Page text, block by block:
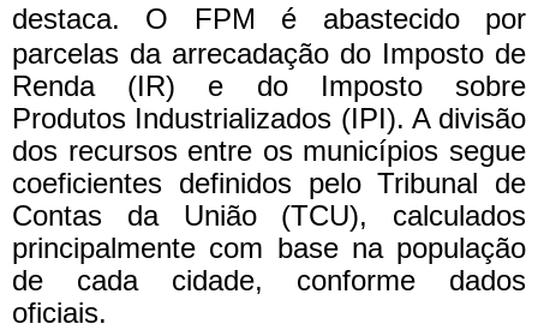
destaca. O FPM é abastecido por
parcelas da arrecadação do Imposto de
Renda (IR) e do Imposto sobre
Produtos Industrializados (IPI). A divisão
dos recursos entre os municípios segue
coeficientes definidos pelo Tribunal de
Contas da União (TCU), calculados
principalmente com base na população
de cada cidade, conforme dados
oficiais.